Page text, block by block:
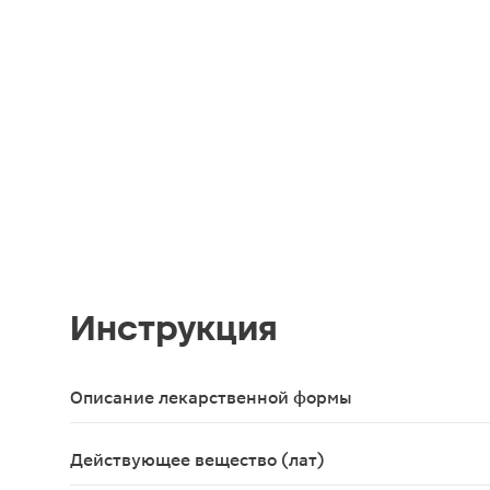
Инструкция
Описание лекарственной формы
Действующее вещество (лат)